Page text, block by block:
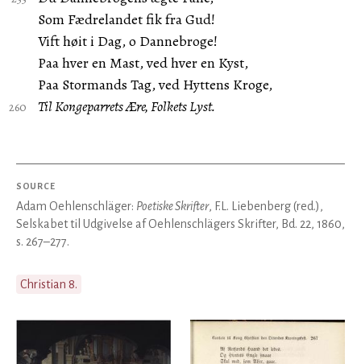
Som Fædrelandet fik fra Gud!
Vift høit i Dag, o Dannebroge!
Paa hver en Mast, ved hver en Kyst,
Paa Stormands Tag, ved Hyttens Kroge,
Til Kongeparrets Ære, Folkets Lyst.
SOURCE
Adam Oehlenschläger: Poetiske Skrifter, F.L. Liebenberg (red.),
Selskabet til Udgivelse af Oehlenschlägers Skrifter, Bd. 22, 1860,
s. 267–277.
Christian 8.